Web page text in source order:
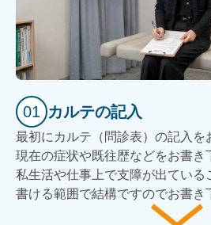
01 カルテの記入
最初にカルテ（問診表）の記入を
現在の症状や既往歴などをお書き
私生活や仕事上で支障が出ている
書ける範囲で結構ですのでお書き